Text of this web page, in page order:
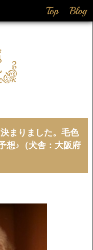
まりました。毛色
想♪（犬舎：大阪府